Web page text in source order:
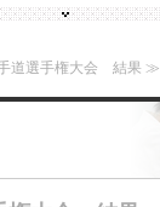
道選手権大会 結果 ≫